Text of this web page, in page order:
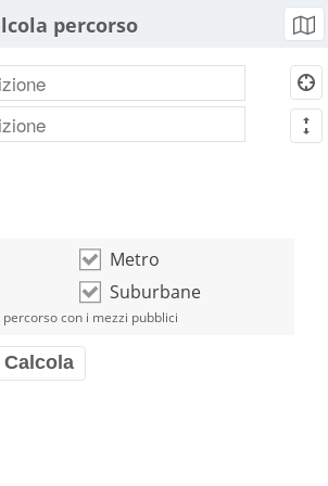
percorso b
d
m
o Metro
o Suburbane
con i mezzi pubblici
Calcola